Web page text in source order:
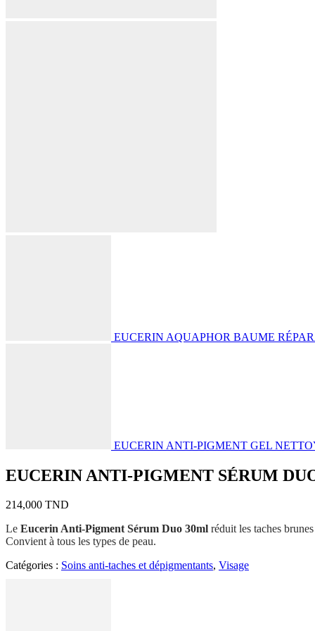
EUCERIN AQUAPHOR BAUME
EUCERIN ANTI-PIGMENT GEL
EUCERIN ANTI-PIGMENT SÉRUM
214,000 TND
Le Eucerin Anti-Pigment Sérum Duo 30ml réduit les taches
Convient à tous les types de peau.
Catégories : Soins anti-taches et dépigmentants, Visage